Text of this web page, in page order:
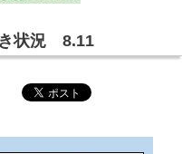
き状況 8.11